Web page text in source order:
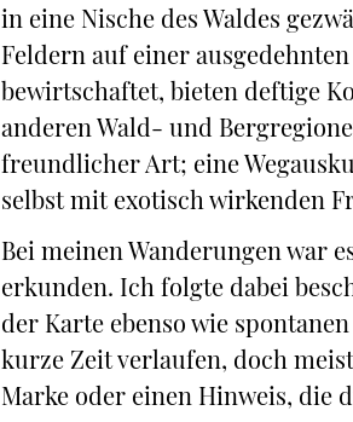
in eine Nische des Waldes
Feldern auf einer
bewirtschaftet, bieten deftige
anderen Wald- und
freundlicher Art; eine
selbst mit exotisch wirkenden
Bei meinen Wanderungen war
erkunden. Ich folgte dabei
der Karte ebenso wie
kurze Zeit verlaufen, doch
Marke oder einen Hinweis, die